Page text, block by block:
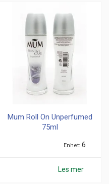
Mum Roll On Unperfumed
75ml
Enhet 6
Les mer